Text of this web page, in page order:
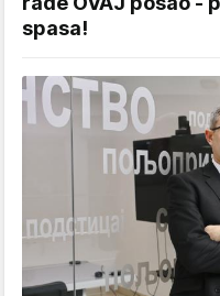
spasa!